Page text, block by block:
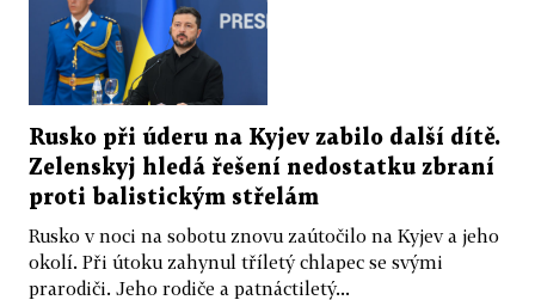
Rusko při úderu na Kyjev zabilo další dítě.
Zelenskyj hledá řešení nedostatku zbraní
proti balistickým střelám
Rusko v noci na sobotu znovu zaútočilo na Kyjev a jeho
okolí. Při útoku zahynul tříletý chlapec se svými
prarodiči. Jeho rodiče a patnáctiletý...